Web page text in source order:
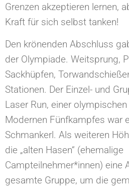
Grenzen akzeptieren lernen,
Kraft für sich selbst tanken!
Den krönenden Abschluss
der Olympiade. Weitsprung,
Sackhüpfen,
Stationen. Der Einzel- und
Laser Run, einer
Modernen Fünfkampfes war
Schmankerl. Als weiteren
die „alten Hasen“ (ehemalige
Campteilnehmer*innen) eine
gesamte Gruppe, um die